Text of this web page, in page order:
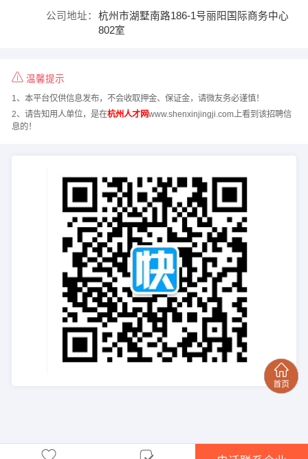
公司地址：
杭州市湖墅南路186-1号丽阳国际商务中心
802室
温馨提示
1、本平台仅供信息发布，不会收取押金、保证金，请微友务必谨慎！
2、请告知用人单位，是在杭州人才网www.shenxinjingji.com上看到该招聘信
息的！